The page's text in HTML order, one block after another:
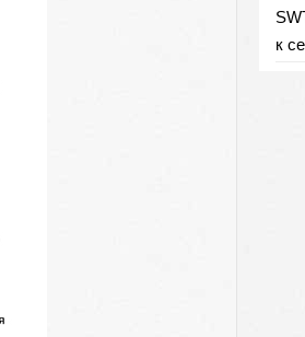
к